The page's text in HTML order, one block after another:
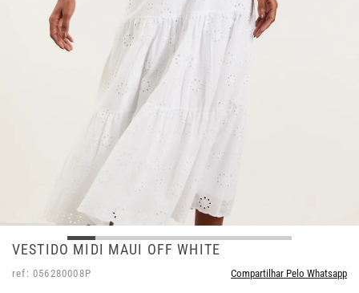
VESTIDO MIDI MAUI OFF WHITE
ref: 056280008P Compartilhar Pelo Whatsapp